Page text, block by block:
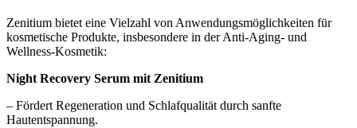
Zenitium bietet eine Vielzahl von Anwendungsmöglichkeiten für
kosmetische Produkte, insbesondere in der Anti-Aging- und
Wellness-Kosmetik:
Night Recovery Serum mit Zenitium
– Fördert Regeneration und Schlafqualität durch sanfte
Hautentspannung.